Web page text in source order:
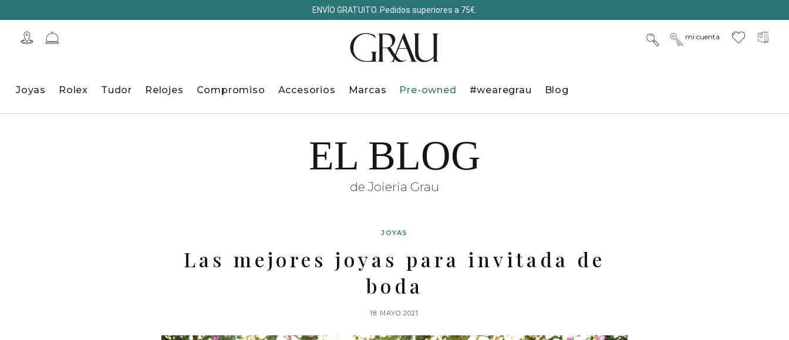
ENVÍO GRATUITO. Pedidos superiores a 75€.
mi cuenta
Joyas Rolex Tudor Relojes Compromiso Accesorios Marcas Pre-owned #wearegrau Blog
EL BLOG
de Joieria Grau
JOYAS
Las mejores joyas para invitada de
boda
18 MAYO 2021